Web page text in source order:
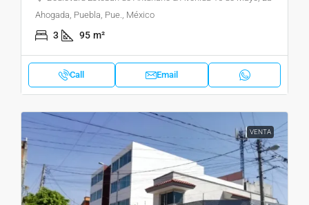
Ahogada, Puebla, Pue., México
3 95 m²
Call Email
VENTA